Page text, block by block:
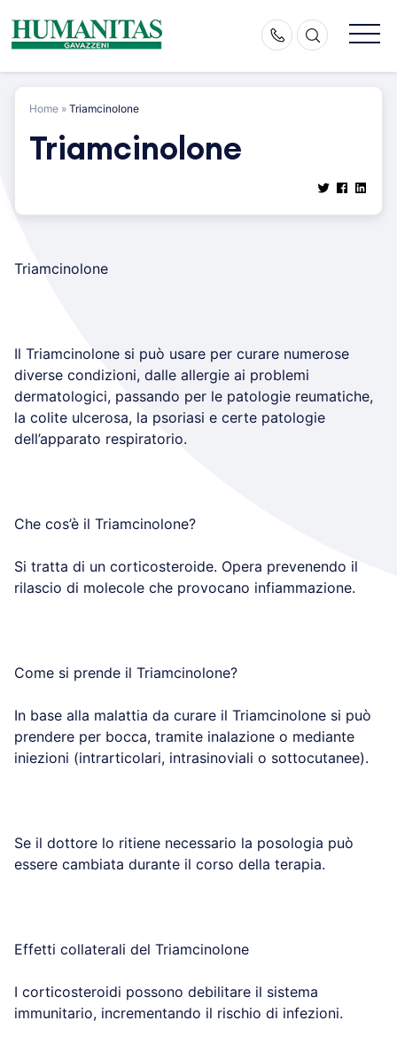
content
Home » Triamcinolone
Triamcinolone
Triamcinolone
Il Triamcinolone si può usare per curare numerose
diverse condizioni, dalle allergie ai problemi
dermatologici, passando per le patologie reumatiche,
la colite ulcerosa, la psoriasi e certe patologie
dell’apparato respiratorio.
Che cos’è il Triamcinolone?
Si tratta di un corticosteroide. Opera prevenendo il
rilascio di molecole che provocano infiammazione.
Come si prende il Triamcinolone?
In base alla malattia da curare il Triamcinolone si può
prendere per bocca, tramite inalazione o mediante
iniezioni (intrarticolari, intrasinoviali o sottocutanee).
Se il dottore lo ritiene necessario la posologia può
essere cambiata durante il corso della terapia.
Effetti collaterali del Triamcinolone
I corticosteroidi possono debilitare il sistema
immunitario, incrementando il rischio di infezioni.